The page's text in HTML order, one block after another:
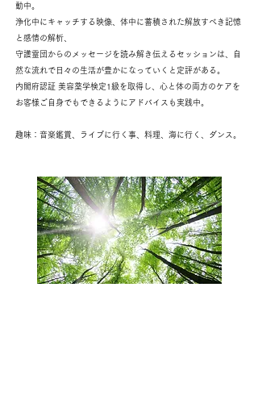
動中。
浄化中にキャッチする映像、体中に蓄積された解放すべき記憶
と感情の解析、
守護霊団からのメッセージを読み解き伝えるセッションは、自
然な流れで日々の生活が豊かになっていくと定評がある。
内閣府認証 美容薬学検定1級を取得し、心と体の両方のケアを
お客様ご自身でもできるようにアドバイスも実践中。
趣味：音楽鑑賞、ライブに行く事、料理、海に行く、ダンス。